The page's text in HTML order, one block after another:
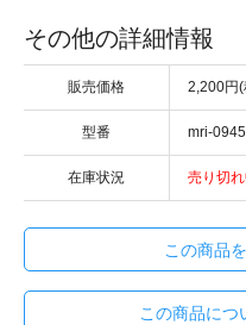
その他の詳細情報
販売価格 2,200円
型番 mri-
在庫状況 売り切
この商品
この商品につ